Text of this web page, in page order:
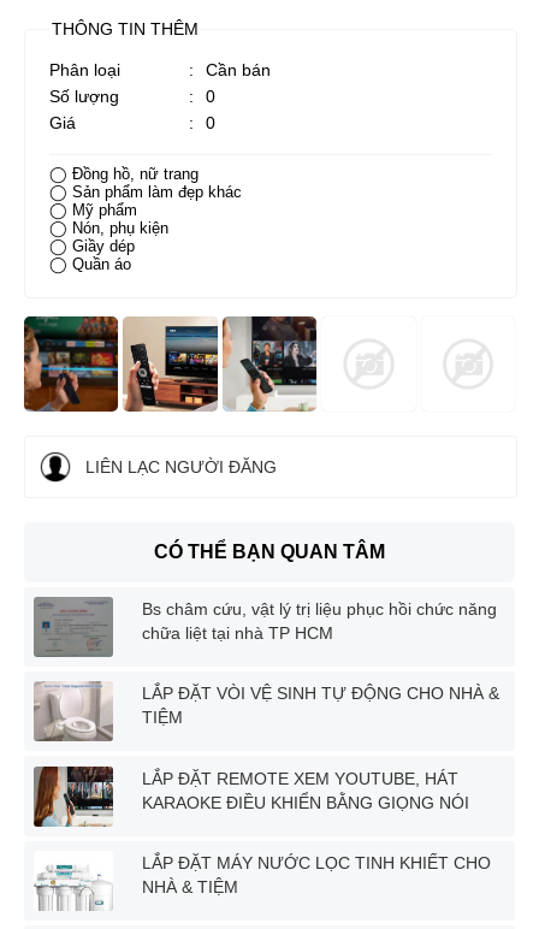
THÔNG TIN THÊM
Phân loại :
Cần bán
Số lượng
:
0
Giá
: 0
◯ Đồng hồ, nữ trang
◯ Sản phẩm làm đẹp khác
◯ Mỹ phẩm
◯ Nón, phụ kiện
◯ Giầy dép
◯ Quần áo
LIÊN LẠC NGƯỜI ĐĂNG
CÓ THỂ BẠN QUAN TÂM
Bs châm cứu, vật lý trị liệu phục hồi chức năng
chữa liệt tại nhà TP HCM
LẮP ĐẶT VÒI VỆ SINH TỰ ĐỘNG CHO NHÀ &
TIỆM
LẮP ĐẶT REMOTE XEM YOUTUBE, HÁT
KARAOKE ĐIỀU KHIỂN BẰNG GIỌNG NÓI
LẮP ĐẶT MÁY NƯỚC LỌC TINH KHIẾT CHO
NHÀ & TIỆM